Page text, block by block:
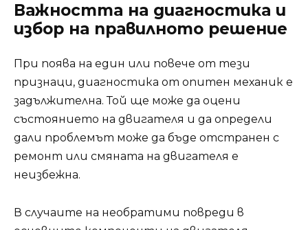
Важността на диагностика и
избор на правилното решение
При поява на един или повече от тези
признаци, диагностика от опитен механик е
задължителна. Той ще може да оцени
състоянието на двигателя и да определи
дали проблемът може да бъде отстранен с
ремонт или смяната на двигателя е
неизбежна.
В случаите на необратими повреди в